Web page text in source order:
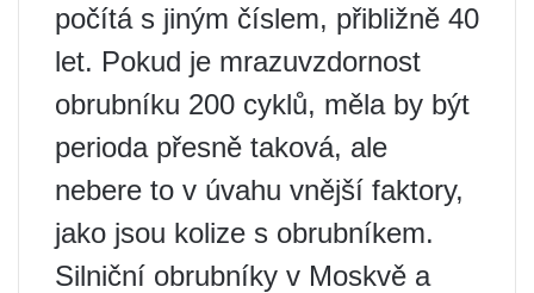
počítá s jiným číslem, přibližně 40
let. Pokud je mrazuvzdornost
obrubníku 200 cyklů, měla by být
perioda přesně taková, ale
nebere to v úvahu vnější faktory,
jako jsou kolize s obrubníkem.
Silniční obrubníky v Moskvě a